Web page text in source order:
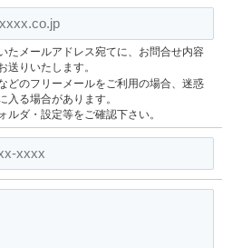
たメールアドレス宛てに、お問合せ内容
送りいたします。
どのフリーメールをご利用の場合、迷惑
入る場合があります。
ルダ・設定等をご確認下さい。